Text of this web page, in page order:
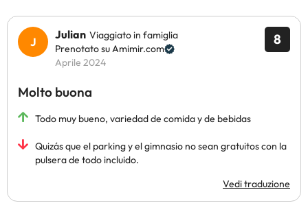
8
Julian Viaggiato in famiglia
Prenotato su Amimir.com
Aprile 2024
Molto buona
Todo muy bueno, variedad de comida y de bebidas
Quizás que el parking y el gimnasio no sean gratuitos con la
pulsera de todo incluido.
Vedi traduzione